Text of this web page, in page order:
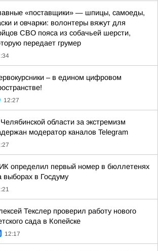
«поставщики» — шпицы, самоеды,
и овчарки: волонтеры вяжут для
СВО пояса из собачьей шерсти,
передает грумер
– в едином цифровом
12:27
области за экстремизм
модератор каналов Telegram
определил первый номер в бюллетенях
выборах в Госдуму
Текслер проверил работу нового
сада в Копейске
12:17